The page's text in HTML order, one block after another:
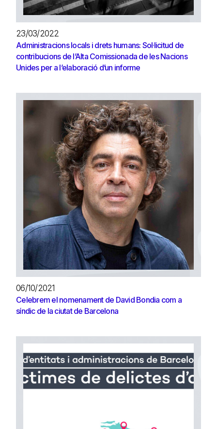
23/03/2022
Administracions locals i drets humans: Sol·licitud de
contribucions de l’Alta Comissionada de les Nacions
Unides per a l’elaboració d’un informe
06/10/2021
Celebrem el nomenament de David Bondia com a
síndic de la ciutat de Barcelona